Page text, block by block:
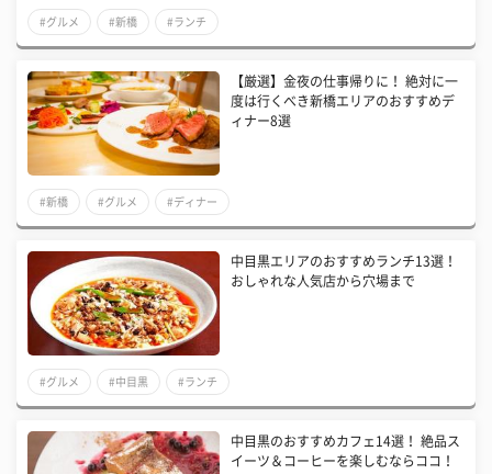
#グルメ #新橋 #ランチ
【厳選】金夜の仕事帰りに！ 絶対に一
度は行くべき新橋エリアのおすすめデ
ィナー8選
#新橋 #グルメ #ディナー
中目黒エリアのおすすめランチ13選！
おしゃれな人気店から穴場まで
#グルメ #中目黒 #ランチ
中目黒のおすすめカフェ14選！ 絶品ス
イーツ＆コーヒーを楽しむならココ！